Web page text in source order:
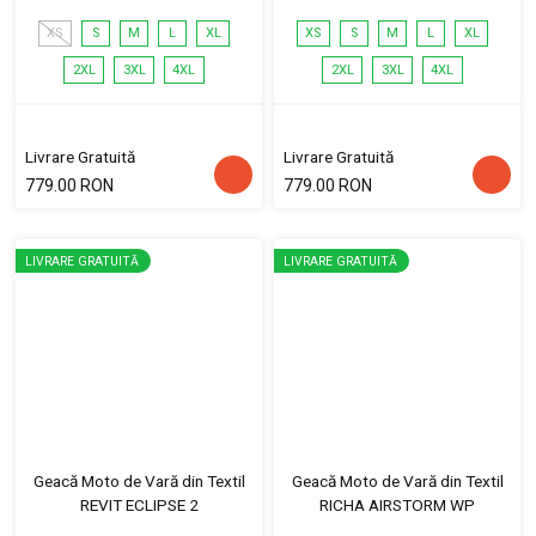
XS S M L XL
2XL 3XL 4XL
Livrare Gratuită
779.00 RON
XS S M L XL
2XL 3XL 4XL
Livrare Gratuită
779.00 RON
LIVRARE GRATUITĂ
Geacă Moto de Vară din Textil
REVIT ECLIPSE 2
LIVRARE GRATUITĂ
Geacă Moto de Vară din Textil
RICHA AIRSTORM WP